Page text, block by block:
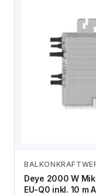
Deye 2000 W
EU-Q0 inkl. 10 m